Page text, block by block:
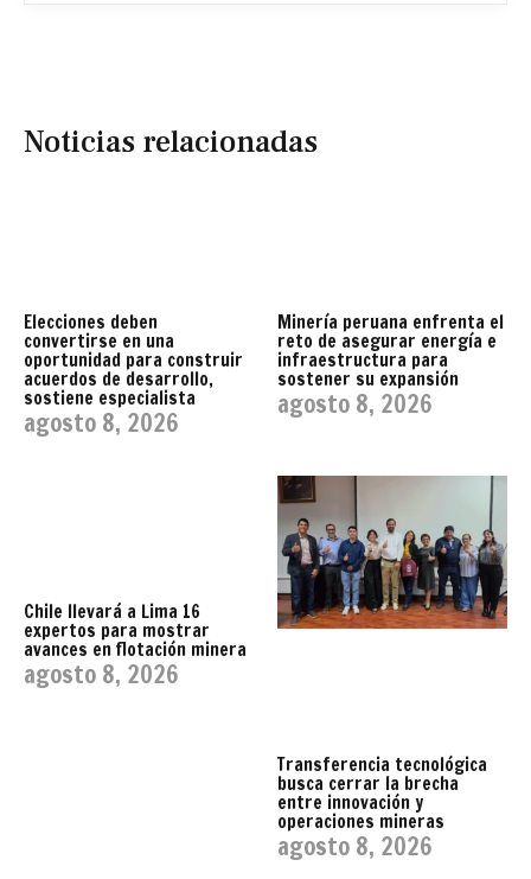
Noticias relacionadas
Elecciones deben
convertirse en una
oportunidad para construir
acuerdos de desarrollo,
sostiene especialista
agosto 8, 2026
Minería peruana enfrenta el
reto de asegurar energía e
infraestructura para
sostener su expansión
agosto 8, 2026
Chile llevará a Lima 16
expertos para mostrar
avances en flotación minera
agosto 8, 2026
Transferencia tecnológica
busca cerrar la brecha
entre innovación y
operaciones mineras
agosto 8, 2026